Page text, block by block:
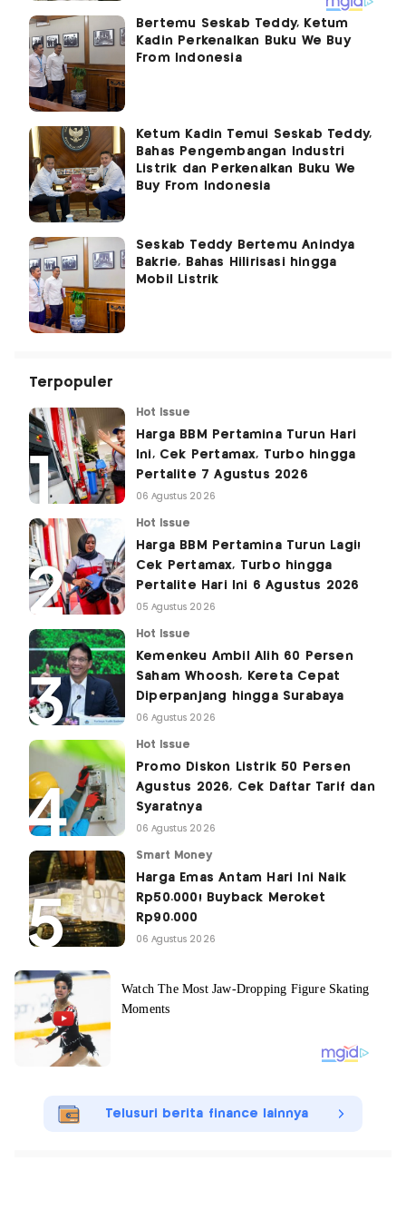
Bertemu Seskab Teddy, Ketum
Kadin Perkenalkan Buku We Buy
From Indonesia
Ketum Kadin Temui Seskab Teddy,
Bahas Pengembangan Industri
Listrik dan Perkenalkan Buku We
Buy From Indonesia
Seskab Teddy Bertemu Anindya
Bakrie, Bahas Hilirisasi hingga
Mobil Listrik
Terpopuler
Hot Issue
Harga BBM Pertamina Turun Hari
Ini, Cek Pertamax, Turbo hingga
Pertalite 7 Agustus 2026
06 Agustus 2026
Hot Issue
Harga BBM Pertamina Turun Lagi!
Cek Pertamax, Turbo hingga
Pertalite Hari Ini 6 Agustus 2026
05 Agustus 2026
Hot Issue
Kemenkeu Ambil Alih 60 Persen
Saham Whoosh, Kereta Cepat
Diperpanjang hingga Surabaya
06 Agustus 2026
Hot Issue
Promo Diskon Listrik 50 Persen
Agustus 2026, Cek Daftar Tarif dan
Syaratnya
06 Agustus 2026
Smart Money
Harga Emas Antam Hari Ini Naik
Rp50.000! Buyback Meroket
Rp90.000
06 Agustus 2026
Telusuri berita finance lainnya